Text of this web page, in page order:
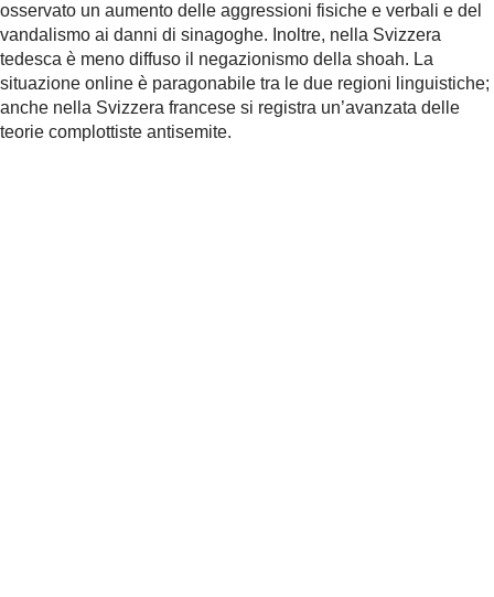
osservato un aumento delle aggressioni fisiche e verbali e del
vandalismo ai danni di sinagoghe. Inoltre, nella Svizzera
tedesca è meno diffuso il negazionismo della shoah. La
situazione online è paragonabile tra le due regioni linguistiche;
anche nella Svizzera francese si registra un’avanzata delle
teorie complottiste antisemite.